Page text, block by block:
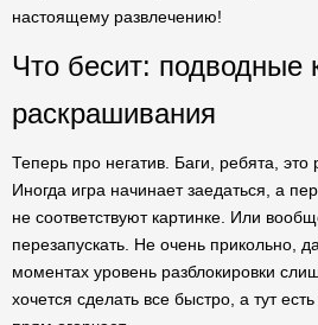
настоящему развлечению!
Что бесит: подводные
раскрашивания
Теперь про негатив. Баги, ребята, это
Иногда игра начинает заедаться, а
не соответствуют картинке. Или
перезапускать. Не очень прикольно,
моментах уровень разблокировки
хочется сделать все быстро, а тут